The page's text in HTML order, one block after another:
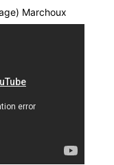
Marchoux